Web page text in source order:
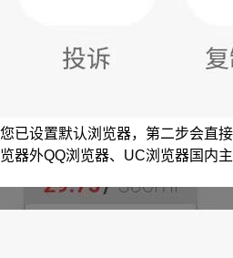
已设置默认浏览器，第二步会直接
器外QQ浏览器、UC浏览器国内主